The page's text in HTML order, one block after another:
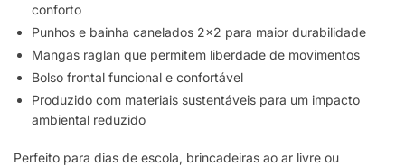
conforto
Punhos e bainha canelados 2×2 para maior durabilidade
Mangas raglan que permitem liberdade de movimentos
Bolso frontal funcional e confortável
Produzido com materiais sustentáveis para um impacto
ambiental reduzido
Perfeito para dias de escola, brincadeiras ao ar livre ou